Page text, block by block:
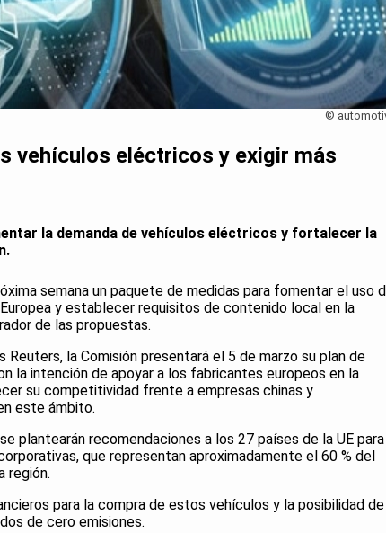
©
vehículos eléctricos y exigir más
la demanda de vehículos eléctricos y fortalecer la
semana un paquete de medidas para fomentar el uso
y establecer requisitos de contenido local en la
de las propuestas.
Reuters, la Comisión presentará el 5 de marzo su plan de
la intención de apoyar a los fabricantes europeos en la
su competitividad frente a empresas chinas y
este ámbito.
plantearán recomendaciones a los 27 países de la UE para
que representan aproximadamente el 60 % del
región.
para la compra de estos vehículos y la posibilidad de
de cero emisiones.